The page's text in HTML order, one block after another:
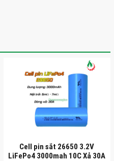
Cell pin sắt 26650 3.2V
LiFePo4 3000mah 10C Xả 30A